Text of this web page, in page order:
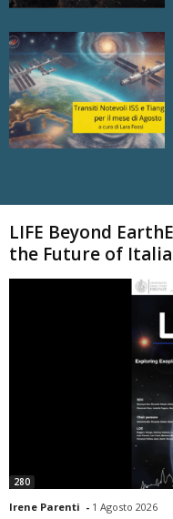
LIFE Beyond
the Future of
280
Irene Parenti - 1 Agosto 2026